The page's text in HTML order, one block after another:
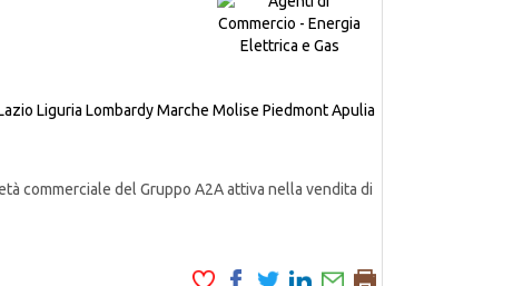
Liguria LombardyMarche Molise PiedmontApulia
commerciale del Gruppo A2A attiva nella vendita di